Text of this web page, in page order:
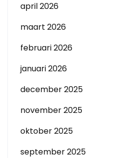
april 2026
maart 2026
februari 2026
januari 2026
december 2025
november 2025
oktober 2025
september 2025